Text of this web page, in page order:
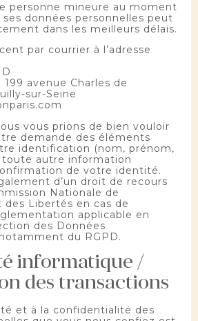
personne mineure au moment
données personnelles peut
dans les meilleurs délais.
par courrier à l’adresse
avenue Charles de
sur-Seine
vous prions de bien vouloir
demande des éléments
identification (nom, prénom,
toute autre information
de votre identité.
d’un droit de recours
Nationale de
des Libertés en cas de
applicable en
des Données
du RGPD.
informatique /
des transactions
et à la confidentialité des